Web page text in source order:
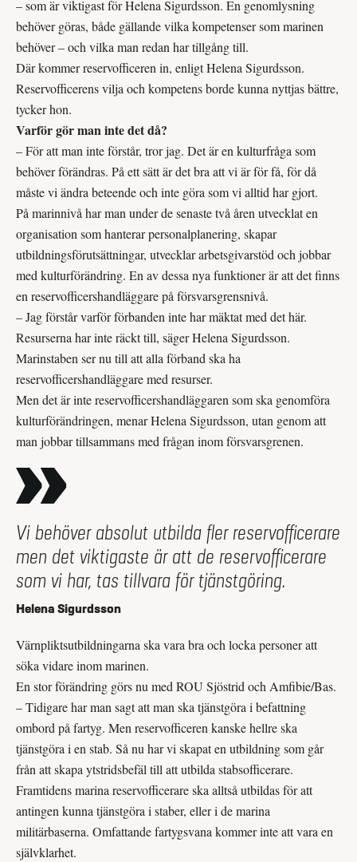
– som är viktigast för Helena Sigurdsson. En genomlysning
behöver göras, både gällande vilka kompetenser som marinen
behöver – och vilka man redan har tillgång till.
Där kommer reservofficeren in, enligt Helena Sigurdsson.
Reservofficerens vilja och kompetens borde kunna nyttjas bättre,
tycker hon.
Varför gör man inte det då?
– För att man inte förstår, tror jag. Det är en kultur­fråga som
behöver förändras. På ett sätt är det bra att vi är för få, för då
måste vi ändra beteende och inte göra som vi alltid har gjort.
På marinnivå har man under de senaste två åren utvecklat en
organisation som hanterar personalplanering, skapar
utbildningsförutsättningar, utvecklar arbetsgivarstöd och jobbar
med kulturförändring. En av dessa nya funktioner är att det finns
en reservofficershandläggare på försvarsgrensnivå.
– Jag förstår varför förbanden inte har mäktat med det här.
Resurserna har inte räckt till, säger Helena Sigurdsson.
Marinstaben ser nu till att alla förband ska ha
reservofficershandläggare med resurser.
Men det är inte reservofficershandläggaren som ska genomföra
kulturförändringen, menar Helena Sigurdsson, utan genom att
man jobbar tillsammans med frågan inom försvarsgrenen.
Vi behöver absolut utbilda fler reserv­officerare
men det viktigaste är att de reservofficerare
som vi har, tas tillvara för tjänstgöring.
Helena Sigurdsson
Värnpliktsutbildningarna ska vara bra och locka personer att
söka vidare inom marinen.
En stor förändring görs nu med ROU Sjöstrid och Amfibie/Bas.
– Tidigare har man sagt att man ska tjänstgöra i befattning
ombord på fartyg. Men reservofficeren kanske hellre ska
tjänstgöra i en stab. Så nu har vi skapat en utbildning som går
från att skapa ytstridsbefäl till att utbilda stabsofficerare.
Framtidens marina reservofficerare ska alltså utbildas för att
antingen kunna tjänstgöra i staber, eller i de marina
militärbaserna. Omfattande fartygsvana kommer inte att vara en
självklarhet.